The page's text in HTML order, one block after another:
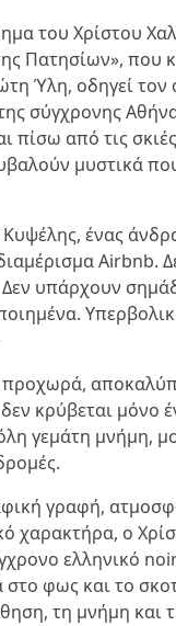
του Χρίστου
Πατησίων», που
Ύλη, οδηγεί
σύγχρονης
πίσω από τις
μυστικά
ένας
Airbnb.
Δεν υπάρχουν
κρύβεται μόνο
γεμάτη μνήμη,
γραφή,
χαρακτήρα, ο
ελληνικό
φως και το
τη μνήμη και